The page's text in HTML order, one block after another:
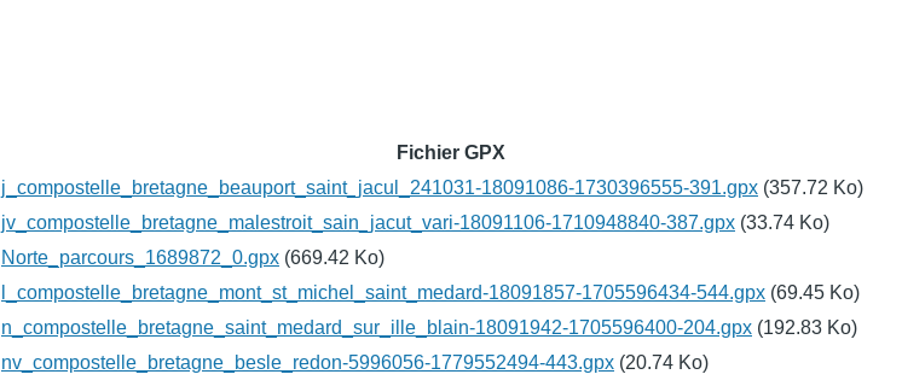
Fichier GPX
j_compostelle_bretagne_beauport_saint_jacul_241031-18091086-1730396555-391.gpx (357.72 Ko)
jv_compostelle_bretagne_malestroit_sain_jacut_vari-18091106-1710948840-387.gpx (33.74 Ko)
Norte_parcours_1689872_0.gpx (669.42 Ko)
l_compostelle_bretagne_mont_st_michel_saint_medard-18091857-1705596434-544.gpx (69.45 Ko)
n_compostelle_bretagne_saint_medard_sur_ille_blain-18091942-1705596400-204.gpx (192.83 Ko)
nv_compostelle_bretagne_besle_redon-5996056-1779552494-443.gpx (20.74 Ko)